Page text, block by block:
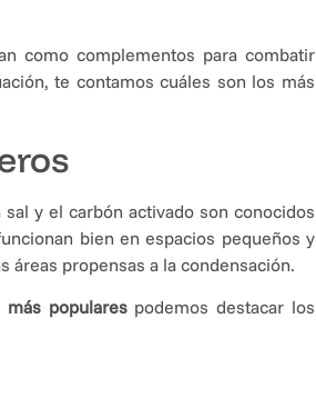
como complementos para combatir
te contamos cuáles son los más
y el carbón activado son conocidos
bien en espacios pequeños y
áreas propensas a la condensación.
más populares podemos destacar los